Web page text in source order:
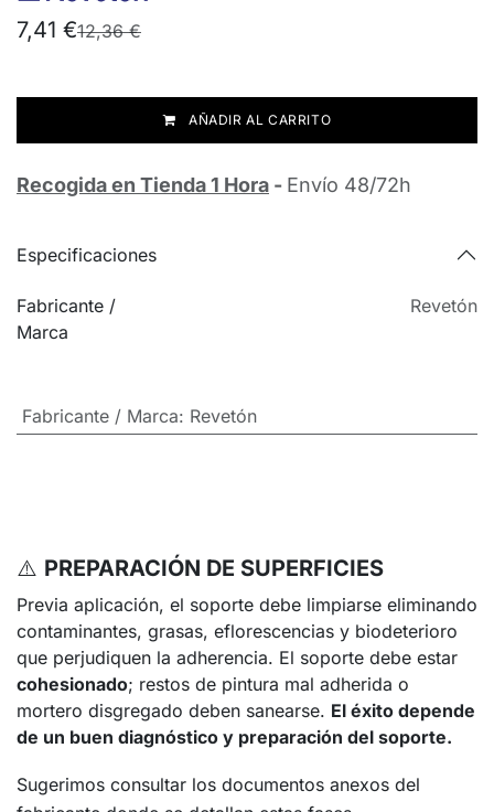
7,41 €12,36€
AÑADIR AL CARRITO
Recogida en Tienda 1 Hora - Envío 48/72h
Especificaciones
Fabricante /
Marca
Revetón
Fabricante / Marca: Revetón
⚠️ PREPARACIÓN DE SUPERFICIES
Previa aplicación, el soporte debe limpiarse eliminando
contaminantes, grasas, eflorescencias y biodeterioro
que perjudiquen la adherencia. El soporte debe estar
cohesionado; restos de pintura mal adherida o
mortero disgregado deben sanearse. El éxito depende
de un buen diagnóstico y preparación del soporte.
Sugerimos consultar los documentos anexos del